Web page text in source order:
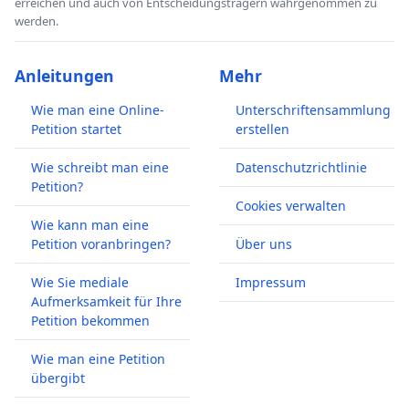
werden.
Anleitungen
Wie man eine Online-
Petition startet
Wie schreibt man eine
Petition?
Wie kann man eine
Petition voranbringen?
Wie Sie mediale
Aufmerksamkeit für Ihre
Petition bekommen
Wie man eine Petition
übergibt
Mehr
Unterschriftensammlung
erstellen
Datenschutzrichtlinie
Cookies verwalten
Über uns
Impressum